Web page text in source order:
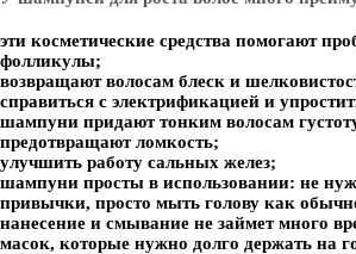
эти косметические средства помогают
фолликулы;
возвращают волосам блеск и
справиться с электрификацией и
шампуни придают тонким волосам
предотвращают ломкость;
улучшить работу сальных желез;
шампуни просты в использовании: не
привычки, просто мыть голову как
нанесение и смывание не займет много
масок, которые нужно долго держать на